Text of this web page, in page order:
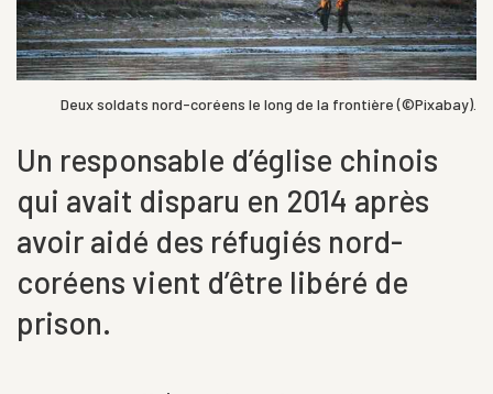
Deux soldats nord-coréens le long de la frontière (©Pixabay).
Un responsable d’église chinois
qui avait disparu en 2014 après
avoir aidé des réfugiés nord-
coréens vient d’être libéré de
prison.